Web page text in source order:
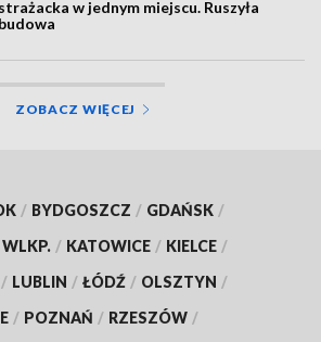
strażacka w jednym miejscu. Ruszyła
budowa
ZOBACZ WIĘCEJ
/ BYDGOSZCZ / GDAŃSK /
/ KATOWICE / KIELCE /
/ LUBLIN / ŁÓDŹ / OLSZTYN /
/ POZNAŃ / RZESZÓW /